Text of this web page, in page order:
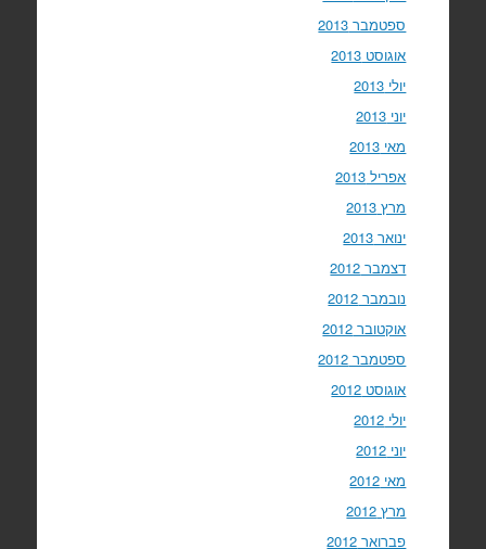
ספטמבר 2013
אוגוסט 2013
יולי 2013
יוני 2013
מאי 2013
אפריל 2013
מרץ 2013
ינואר 2013
דצמבר 2012
נובמבר 2012
אוקטובר 2012
ספטמבר 2012
אוגוסט 2012
יולי 2012
יוני 2012
מאי 2012
מרץ 2012
פברואר 2012